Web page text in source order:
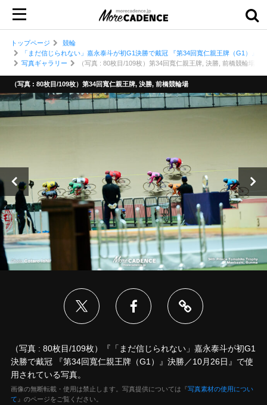
トップページ
競輪
「まだ信じられない」嘉永泰斗が初G1決勝で戴冠 『第34回寬仁親王牌（G1）』決
写真ギャラリー
（写真 : 80枚目/109枚）第34回寬仁親王牌, 決勝, 前橋競輪場
（写真 : 80枚目/109枚）第34回寬仁親王牌, 決勝, 前橋競輪場
（写真 : 80枚目/109枚）『「まだ信じられない」嘉永泰斗が初G1
決勝で戴冠 『第34回寬仁親王牌（G1）』決勝／10月26日』で使
用されている写真。
画像の無断転載・使用は禁止します。写真提供については『写真素材の使用につい
て 』のページをご覧ください。